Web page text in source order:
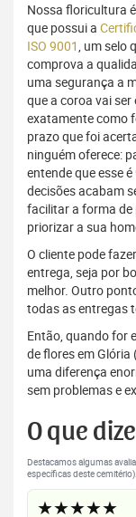
Nossa floricultura
que possui a
ISO 9001, um selo
comprova a
uma segurança a
que a coroa vai ser
exatamente como
prazo que foi
ninguém oferece:
entende que esse
decisões acabam
facilitar a forma de
priorizar a sua
O cliente pode
entrega, seja por
melhor. Outro
todas as entregas
Então, quando for
de flores em Glória
uma diferença
sem problemas e
O que
Destacamos algumas
específicas deste cemitério).
★★★★★